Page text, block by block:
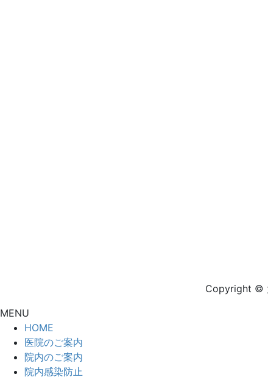
Copyright ©
MENU
HOME
医院のご案内
院内のご案内
院内感染防止